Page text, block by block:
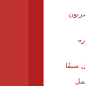
يوم»: المصريون
صيفًا